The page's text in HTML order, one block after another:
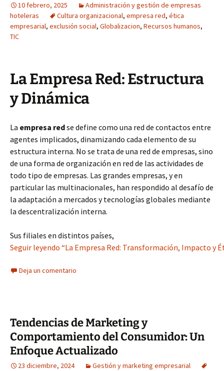
10 febrero, 2025
Administración y gestión de empresas
hoteleras
Cultura organizacional, empresa red, ética
empresarial, exclusión social, Globalizacion, Recursos humanos,
TIC
La Empresa Red: Estructura
y Dinámica
La empresa redse define como una red de contactos entre
agentes implicados, dinamizando cada elemento de su
estructura interna. No se trata de una red de empresas, sino
de una forma de organización en red de las actividades de
todo tipo de empresas. Las grandes empresas, y en
particular las multinacionales, han respondido al desafío de
la adaptación a mercados y tecnologías globales mediante
la descentralización interna.
Sus filiales en distintos países,
Seguir leyendo “La Empresa Red: Transformación, Impacto y
Deja un comentario
Tendencias de Marketing y
Comportamiento del Consumidor: Un
Enfoque Actualizado
23 diciembre, 2024
Gestión y marketing empresarial